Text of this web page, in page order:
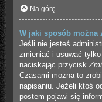
Na górę
W jaki sposób można
Jeśli nie jesteś
zmieniać i usuwać
naciskając przycisk
Czasami można to
napisaniu. Jeżeli ktoś
postem pojawi się